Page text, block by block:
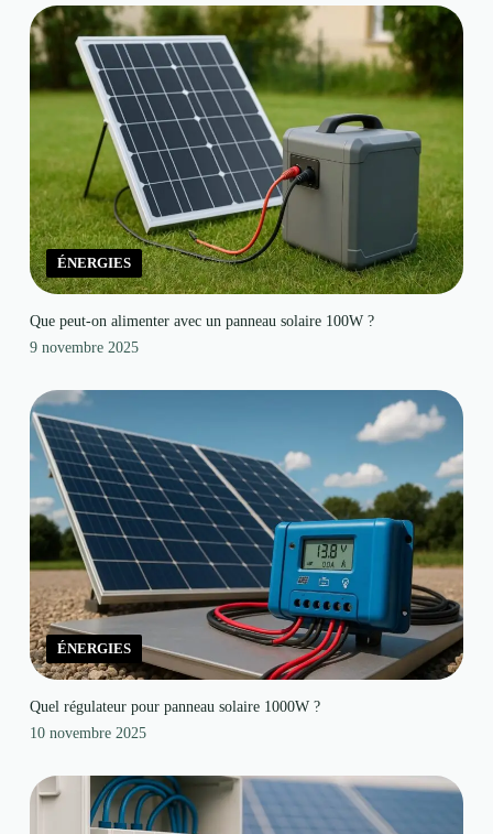
ÉNERGIES
Que peut-on alimenter avec un panneau solaire 100W ?
9 novembre 2025
ÉNERGIES
Quel régulateur pour panneau solaire 1000W ?
10 novembre 2025